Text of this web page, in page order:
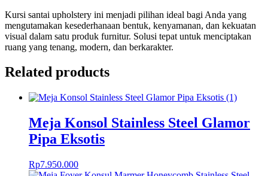
Kursi santai upholstery ini menjadi pilihan ideal bagi Anda yang
mengutamakan kesederhanaan bentuk, kenyamanan, dan kekuatan
visual dalam satu produk furnitur. Solusi tepat untuk menciptakan
ruang yang tenang, modern, dan berkarakter.
Related products
Meja Konsol Stainless Steel Glamor
Pipa Eksotis
Rp7.950.000